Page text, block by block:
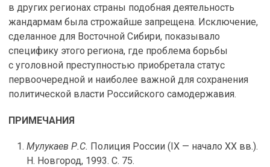
в других регионах страны подобная деятельность
жандармам была строжайше запрещена. Исключение,
сделанное для Восточной Сибири, показывало
специфику этого региона, где проблема борьбы
с уголовной преступностью приобретала статус
первоочередной и наиболее важной для сохранения
политической власти Российского самодержавия.
ПРИМЕЧАНИЯ
Мулукаев Р.С. Полиция России (IX — начало XX вв.).
Н. Новгород, 1993. С. 75.